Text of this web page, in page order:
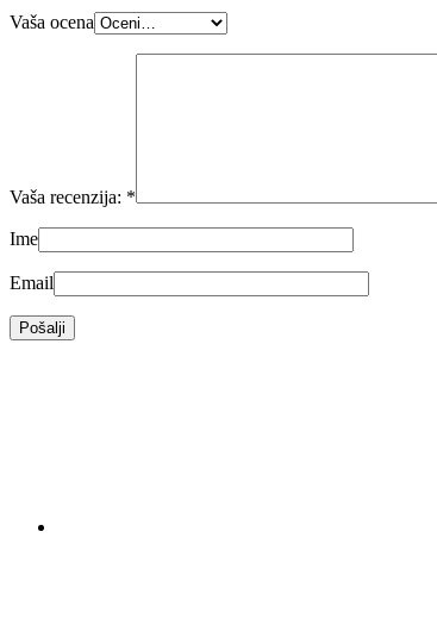
Vaša ocena
Vaša recenzija: *
Ime
Email